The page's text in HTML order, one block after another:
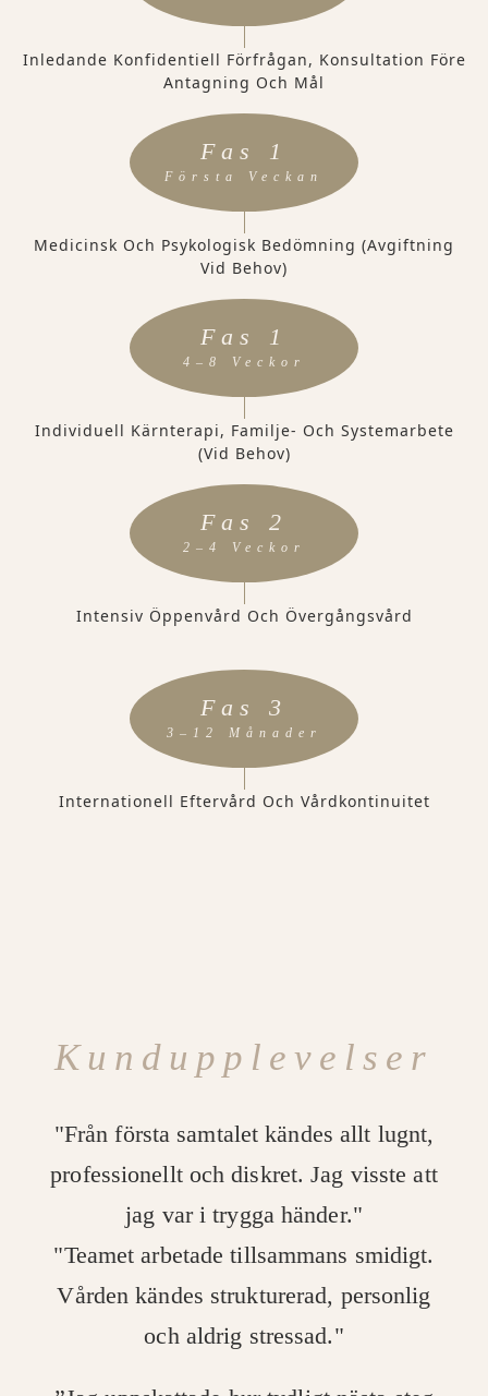
Inledande Konfidentiell Förfrågan, Konsultation Före
Antagning Och Mål
Fas 1
Första Veckan
Medicinsk Och Psykologisk Bedömning (avgiftning
Vid Behov)
Fas 1
4–8 Veckor
Individuell Kärnterapi, Familje- Och Systemarbete
(vid Behov)
Fas 2
2–4 Veckor
Intensiv Öppenvård Och Övergångsvård
Fas 3
3–12 Månader
Internationell Eftervård Och Vårdkontinuitet
Kundupplevelser
"Från första samtalet kändes allt lugnt,
professionellt och diskret. Jag visste att
jag var i trygga händer."
"Teamet arbetade tillsammans smidigt.
Vården kändes strukturerad, personlig
och aldrig stressad."